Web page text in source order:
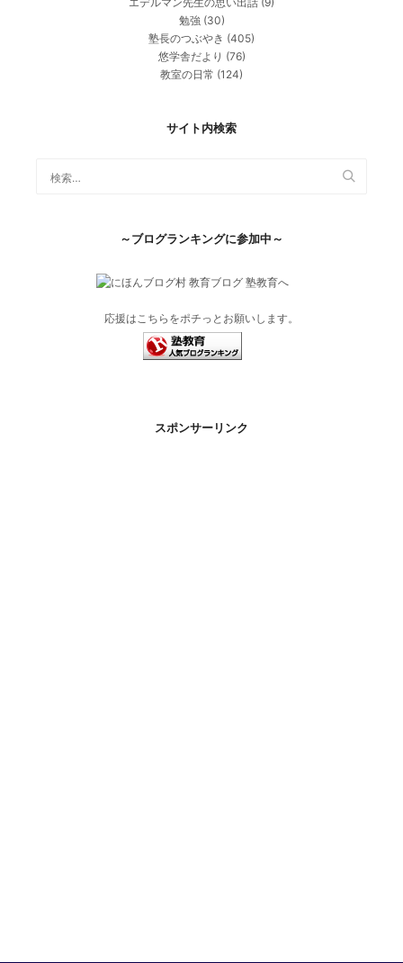
勉強 (30)
塾長のつぶやき (405)
悠学舎だより (76)
教室の日常 (124)
サイト内検索
～ブログランキングに参加中～
応援はこちらをポチっとお願いします。
スポンサーリンク